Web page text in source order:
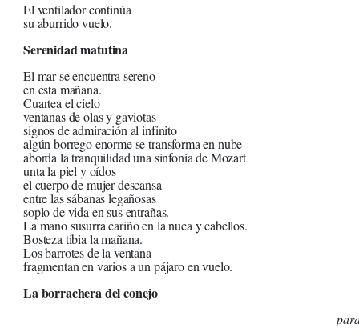
El ventilador continúa
su aburrido vuelo.
Serenidad matutina
El mar se encuentra sereno
en esta mañana.
Cuartea el cielo
ventanas de olas y gaviotas
signos de admiración al infinito
algún borrego enorme se transforma en nube
aborda la tranquilidad una sinfonía de Mozart
unta la piel y oídos
el cuerpo de mujer descansa
entre las sábanas legañosas
soplo de vida en sus entrañas.
La mano susurra cariño en la nuca y cabellos.
Bosteza tibia la mañana.
Los barrotes de la ventana
fragmentan en varios a un pájaro en vuelo.
La borrachera del conejo